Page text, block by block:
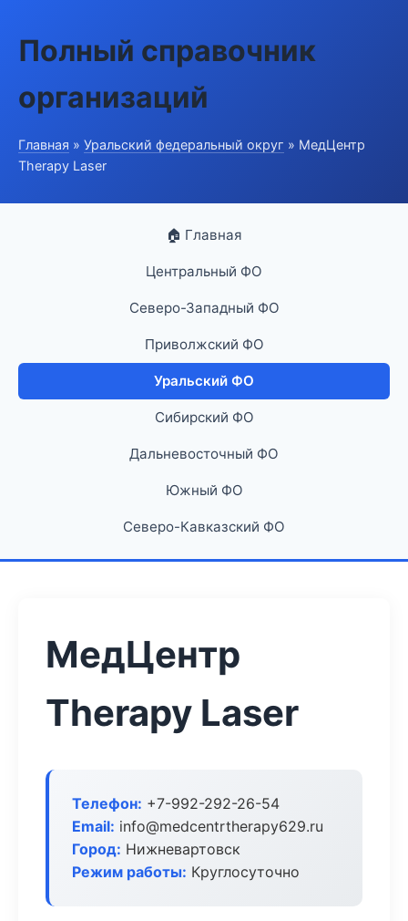
Полный справочник
организаций
Главная » Уральский федеральный округ » МедЦентр
Therapy Laser
🏠 Главная
Центральный ФО
Северо-Западный ФО
Приволжский ФО
Уральский ФО
Сибирский ФО
Дальневосточный ФО
Южный ФО
Северо-Кавказский ФО
МедЦентр
Therapy Laser
Телефон: +7-992-292-26-54
Email: info@medcentrtherapy629.ru
Город: Нижневартовск
Режим работы: Круглосуточно